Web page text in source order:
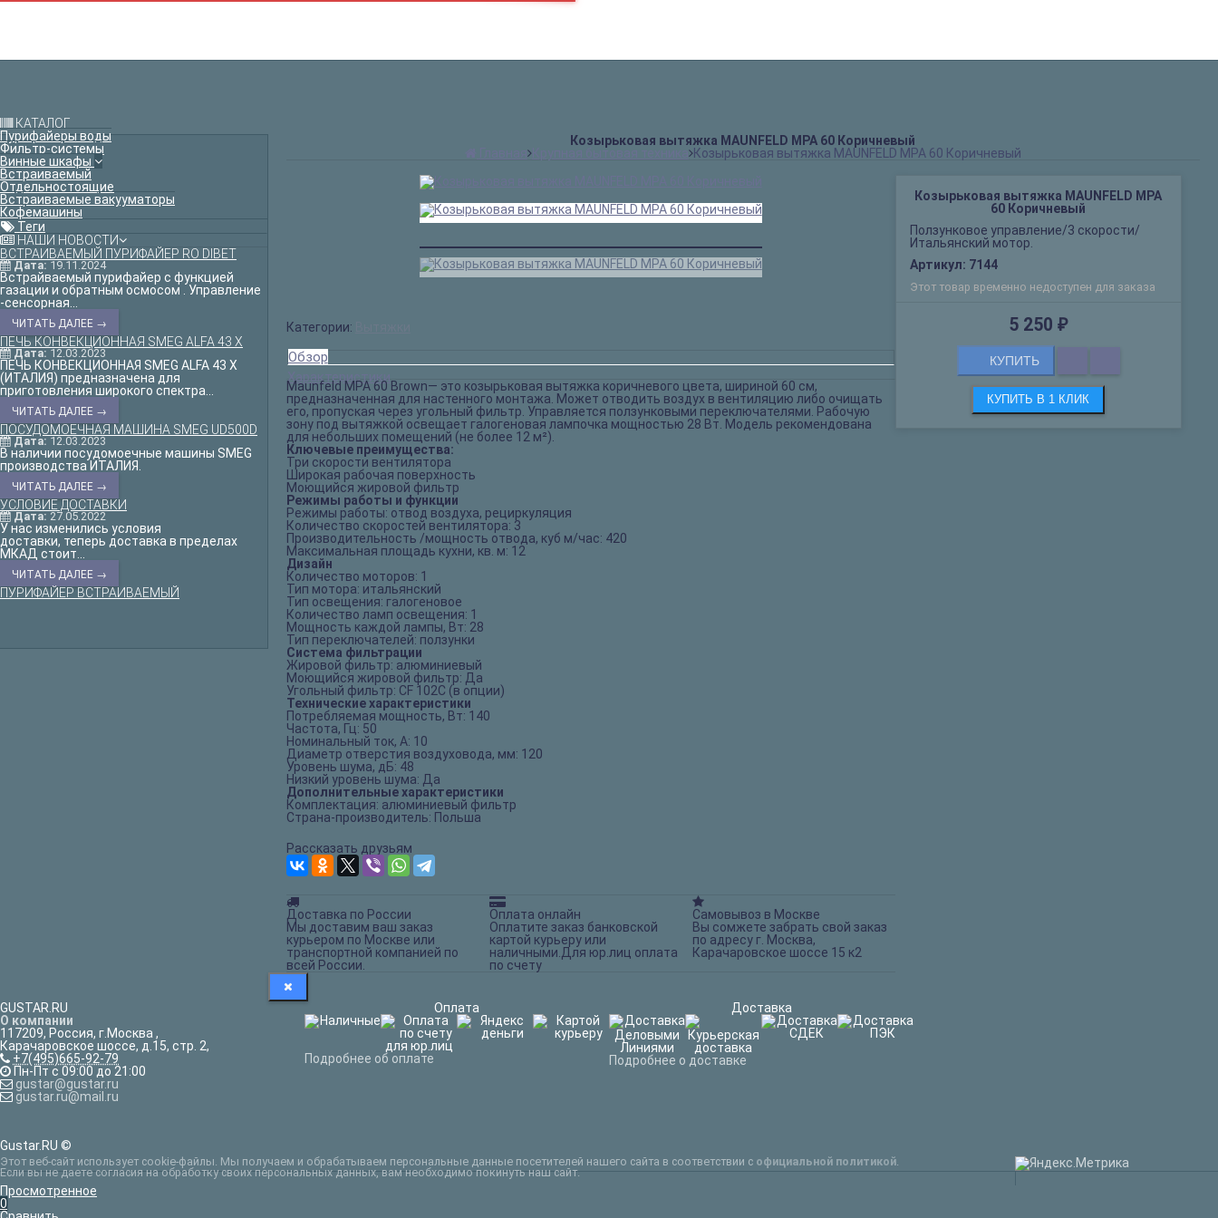
КАТАЛОГ
Пурифайеры воды
Фильтр-системы
Винные шкафы
Встраиваемый
Отдельностоящие
Встраиваемые вакууматоры
Кофемашины
Теги
НАШИ НОВОСТИ
ВСТРАИВАЕМЫЙ ПУРИФАЙЕР RO DIBET
Дата: 19.11.2024
Встрайваемый пурифайер с функцией
газации и обратным осмосом . Управление
-сенсорная...
ЧИТАТЬ ДАЛЕЕ →
ПЕЧЬ КОНВЕКЦИОННАЯ SMEG ALFA 43 X
Дата: 12.03.2023
ПЕЧЬ КОНВЕКЦИОННАЯ SMEG ALFA 43 X
(ИТАЛИЯ) предназначена для
приготовления широкого спектра...
ЧИТАТЬ ДАЛЕЕ →
ПОСУДОМОЕЧНАЯ МАШИНА SMEG UD500D
Дата: 12.03.2023
В наличии посудомоечные машины SMEG
производства ИТАЛИЯ.
ЧИТАТЬ ДАЛЕЕ →
УСЛОВИЕ ДОСТАВКИ
Дата: 27.05.2022
У нас изменились условия
доставки, теперь доставка в пределах
МКАД стоит...
ЧИТАТЬ ДАЛЕЕ →
ПУРИФАЙЕР ВСТРАИВАЕМЫЙ
Козырьковая вытяжка MAUNFELD MPA 60 Коричневый
Крупная бытовая техника Козырьковая вытяжка MAUNFELD MPA 60 Коричневый
Козырьковая вытяжка MAUNFELD MPA
60 Коричневый
Ползунковое управление/3 скорости/
Итальянский мотор.
Артикул: 7144
Этот товар временно недоступен для заказа
5 250₽
КУПИТЬ
Категории:
Обзор
Характеристики
Maunfeld MPA 60 Brown— это козырьковая вытяжка коричневого цвета, шириной 60 см,
предназначенная для настенного монтажа. Может отводить воздух в вентиляцию либо очищать
его, пропуская через угольный фильтр. Управляется ползунковыми переключателями. Рабочую
зону под вытяжкой освещает галогеновая лампочка мощностью 28 Вт. Модель рекомендована
для небольших помещений (не более 12 м²).
Ключевые преимущества:
Три скорости вентилятора
Широкая рабочая поверхность
Моющийся жировой фильтр
Режимы работы и функции
Режимы работы: отвод воздуха, рециркуляция
Количество скоростей вентилятора: 3
Производительность /мощность отвода, куб м/час: 420
Максимальная площадь кухни, кв. м: 12
Дизайн
Количество моторов: 1
Тип мотора: итальянский
Тип освещения: галогеновое
Количество ламп освещения: 1
Мощность каждой лампы, Вт: 28
Тип переключателей: ползунки
Система фильтрации
Жировой фильтр: алюминиевый
Моющийся жировой фильтр: Да
Угольный фильтр: CF 102C (в опции)
Технические характеристики
Потребляемая мощность, Вт: 140
Частота, Гц: 50
Номинальный ток, А: 10
Диаметр отверстия воздуховода, мм: 120
Уровень шума, дБ: 48
Низкий уровень шума: Да
Дополнительные характеристики
Комплектация: алюминиевый фильтр
Страна-производитель: Польша
Рассказать друзьям
Доставка по России
Мы доставим ваш заказ
курьером по Москве или
транспортной компанией по
всей России.
Оплата онлайн
Оплатите заказ банковской
картой курьеру или
наличными.Для юр.лиц оплата
по счету
Самовывоз в Москве
Вы сомжете забрать свой заказ
по адресу г. Москва,
Карачаровское шоссе 15 к2
GUSTAR.RU
О компании
117209, Россия, г.Москва ,
Карачаровское шоссе, д.15, стр. 2,
+7(495)665-92-79
Пн-Пт с 09:00 до 21:00
gustar@gustar.ru
gustar.ru@mail.ru
Оплата
Подробнее об оплате
Доставка
Подробнее о доставке
Gustar.RU ©
Этот веб-сайт использует cookie-файлы. Мы получаем и обрабатываем персональные данные посетителей нашего сайта в соответствии с официальной политикой.
Если вы не даете согласия на обработку своих персональных данных, вам необходимо покинуть наш сайт.
Просмотренное
0